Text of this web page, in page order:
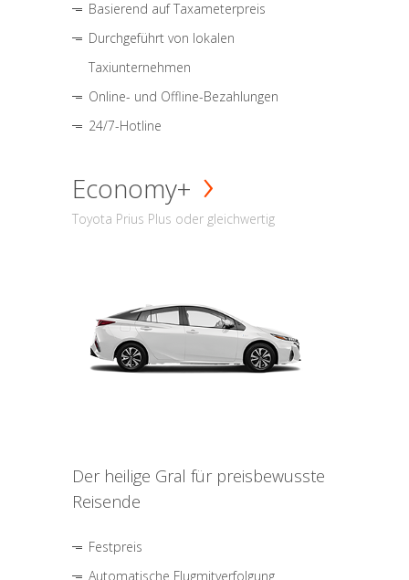
Basierend auf Taxameterpreis
Durchgeführt von lokalen
Taxiunternehmen
Online- und Offline-Bezahlungen
24/7-Hotline
Economy+
Toyota Prius Plus oder gleichwertig
Der heilige Gral für preisbewusste
Reisende
Festpreis
Automatische Flugmitverfolgung